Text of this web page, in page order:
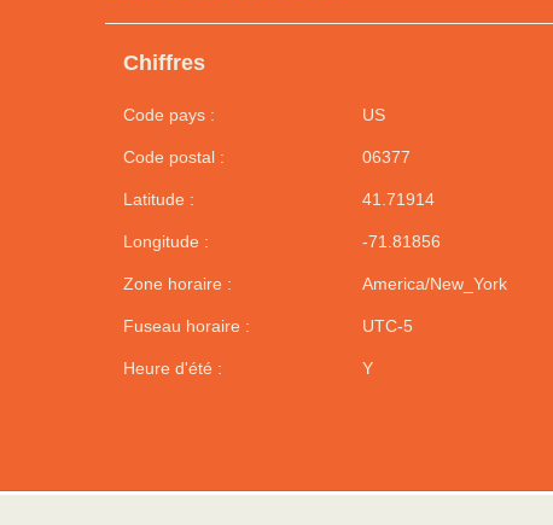
Chiffres
Code pays : US
Code postal : 06377
Latitude : 41.71914
Longitude : -71.81856
Zone horaire : America/New_York
Fuseau horaire : UTC-5
Heure d'été : Y